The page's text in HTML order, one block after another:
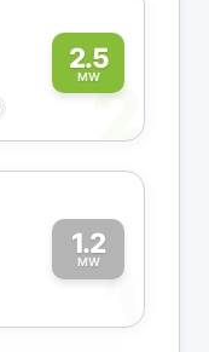
2.5
MW2
1.2
MW1